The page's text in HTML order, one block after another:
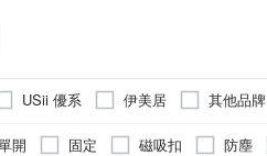
USii 優系 伊美居 其他品牌
芸佳 范登伯格
開 固定 磁吸扣 防塵